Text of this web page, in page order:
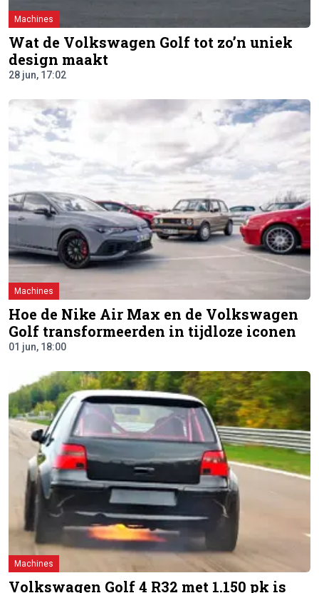
Machines
Wat de Volkswagen Golf tot zo’n uniek
design maakt
28 jun, 17:02
Machines
Hoe de Nike Air Max en de Volkswagen
Golf transformeerden in tijdloze iconen
01 jun, 18:00
Machines
Volkswagen Golf 4 R32 met 1.150 pk is